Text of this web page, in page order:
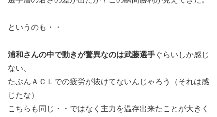
というのも・・
浦和さんの中で動きが驚異なのは武藤選手ぐらいしか感じ
ない、
たぶんＡＣＬでの疲労が抜けてないんじゃろう（それは感
じたな）
こちらも同じ・・ではなく主力を温存出来たことが大きく